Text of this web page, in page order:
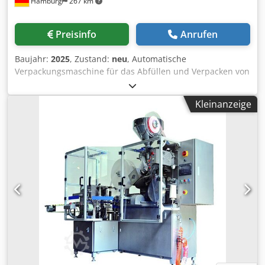
2,5kW; Maschinenmaße LxBxH: 1688x1330x2205mm;
Preisinfo Anrufen
Baujahr: 2025, Zustand: neu, Automatische
Verpackungsmaschine für das Abfüllen und Verpacken von
Tee in Ein-Kammer-Teebeutel mit anschließendem
Verpacken in 3-Rand Siegelbeutel. Einschließlich
Volumendosierer und Etikettier System für das Anbringen
des Fadens mit Etikett. Etikettierung erfolgt an beiden
Seiten (Etikett-Faden und Faden-Beutel) per Heißsiegelung.
Vorrichtung für gruppierte Beutelausgabe. SPS gesteuert,
Bedienung über Touch-Monitor. - Spezifikationen: max.
Maschinentaktzahl im Leerlauf: 115 Takte pro Minute;
Dosiervolumen: max. 10cm³; Teebeutel Dimensionen LxB:
65x62,5mm; Rollenbreite Teebeutelmaterial: 125mm
(optional 140mm); geeignetes Teebeutelmaterial: 16,5-
21g/m², einseitig heißsiegelfähig; Dimensionen 3-Rand
Siegelbeutel: LxB: 82x75mm; Material 3-Rand Siegelbeutel:
heißsiegelfähige Monofolien oder laminierte Verbundfolie;
Etikett (LxB): 26x24mm; Fadenlänge: 220mm;
Kleinanzeige